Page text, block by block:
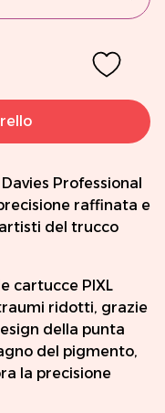
Professional
raffinata e
del trucco
cartucce PIXL
ridotti, grazie
della punta
del pigmento,
la precisione